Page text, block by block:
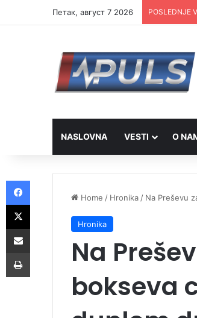
Петак, август 7 2026 POSLEDNJE
NASLOVNA VESTI O
Home / Hronika / Na Preševu
Hronika
Na
bokseva
Facebook
X
Share via Email